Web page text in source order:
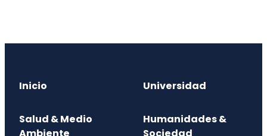
Inicio Universidad
Salud & Medio
Humanidades &